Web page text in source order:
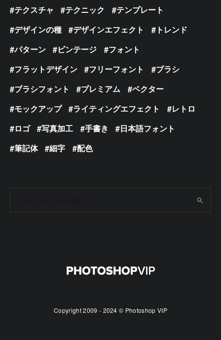
テクスチャ
テクニック
テンプレート
デザインの種
デザインエフェクト
トレンド
パターン
ビンテージ
フォント
フラットデザイン
フリーフォント
ブラシ
ブラシフォント
プレミアム
ベクター
モックアップ
ライティングエフェクト
レトロ
ロゴ
写真加工 手書き
日本語フォント
筆記体
細字 配色
Copyright 2009 - 2024 © Photoshop VIP